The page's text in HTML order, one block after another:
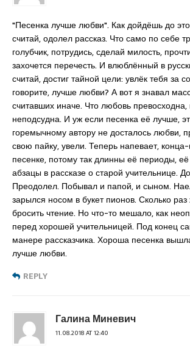
"Песенка лучше любви". Как дойдёшь до
считай, одолел рассказ. Что само по себе
голубчик, потрудись, сделай милость,
захочется перечесть. И влюблённый в
считай, достиг тайной цели: увлёк тебя за
говорите, лучше любви? А вот я знавал
считавших иначе. Что любовь
неподсудна. И уж если песенка её лучше,
горемычному автору не досталось любви,
свою пайку, увели. Теперь напевает,
песенке, потому так длинны её периоды,
абзацы в рассказе о старой учительнице.
Преодолел. Побывал и папой, и сыном.
зарылся носом в букет пионов. Сколько
бросить чтение. Но что-то мешало, как
перед хорошей учительницей. Под конец
манере рассказчика. Хороша песенка
лучше любви.
REPLY
Галина Миневич
11.08.2018 AT 12:40